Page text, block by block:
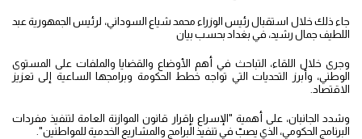
جاء ذلك خلال استقبال رئيس الوزراء محمد شياع السوداني، لرئيس الجمهورية عبد
اللطيف جمال رشيد، في بغداد بحسب بيان
وجرى خلال اللقاء، التباحث في أهم الأوضاع والقضايا والملفات على المستوى
الوطني، وأبرز التحديات التي تواجه خطط الحكومة وبرامجها الساعية إلى تعزيز
الاقتصاد.
وشدد الجانبان، على أهمية "الإسراع بإقرار قانون الموازنة العامة لتنفيذ مفردات
البرنامج الحكومي، الذي يصبّ في تنفيذ البرامج والمشاريع الخدمية للمواطنين".